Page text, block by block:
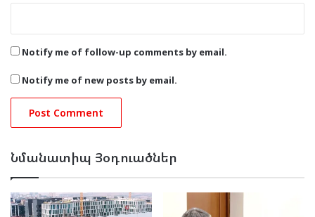
Notify me of follow-up comments by email.
Notify me of new posts by email.
Նմանատիպ Յօդուածներ